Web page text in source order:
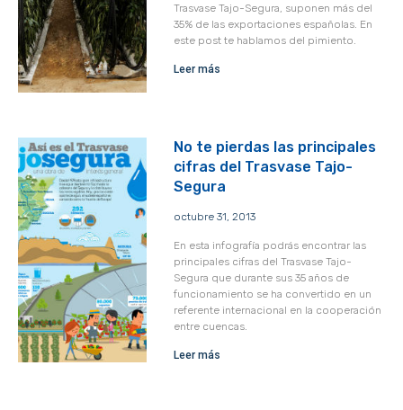
Trasvase Tajo-Segura, suponen más del
35% de las exportaciones españolas. En
este post te hablamos del pimiento.
Leer más
No te pierdas las principales
cifras del Trasvase Tajo-
Segura
octubre 31, 2013
En esta infografía podrás encontrar las
principales cifras del Trasvase Tajo-
Segura que durante sus 35 años de
funcionamiento se ha convertido en un
referente internacional en la cooperación
entre cuencas.
Leer más